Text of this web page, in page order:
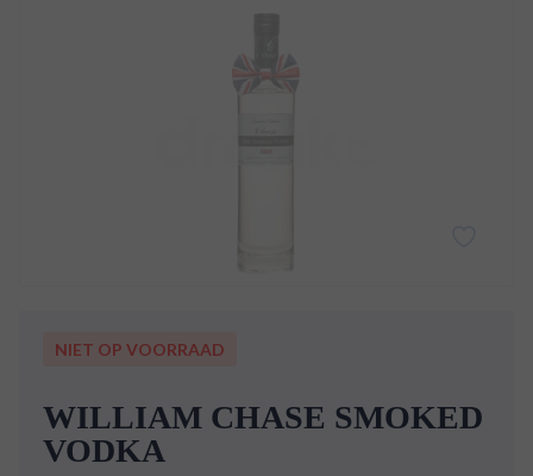
NIET OP VOORRAAD
WILLIAM CHASE SMOKED
VODKA